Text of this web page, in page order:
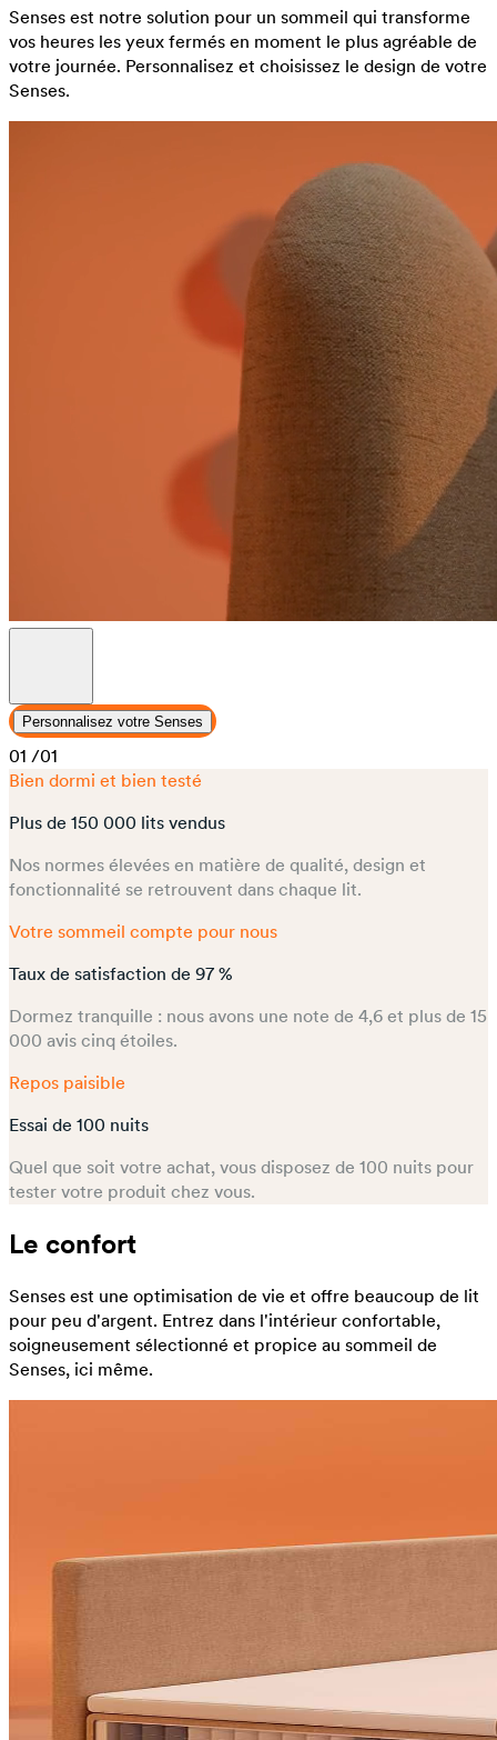
Senses est notre solution pour un sommeil qui transforme
vos heures les yeux fermés en moment le plus agréable de
votre journée. Personnalisez et choisissez le design de votre
Senses.
Personnalisez votre Senses
01 /01
Bien dormi et bien testé
Plus de 150 000 lits vendus
Nos normes élevées en matière de qualité, design et
fonctionnalité se retrouvent dans chaque lit.
Votre sommeil compte pour nous
Taux de satisfaction de 97 %
Dormez tranquille : nous avons une note de 4,6 et plus de 15
000 avis cinq étoiles.
Repos paisible
Essai de 100 nuits
Quel que soit votre achat, vous disposez de 100 nuits pour
tester votre produit chez vous.
Le confort
Senses est une optimisation de vie et offre beaucoup de lit
pour peu d'argent. Entrez dans l'intérieur confortable,
soigneusement sélectionné et propice au sommeil de
Senses, ici même.